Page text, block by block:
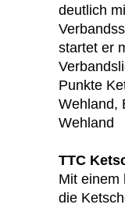
deutlich
startet er
Punkte
Wehland,
Wehland
TTC
Mit einem
die